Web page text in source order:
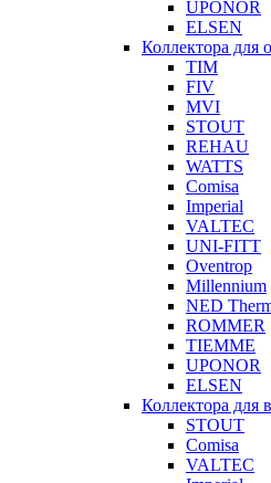
UPONOR
ELSEN
Коллектора для
TIM
FIV
MVI
STOUT
REHAU
WATTS
Comisa
Imperial
VALTEC
UNI-FITT
Oventrop
Millennium
NED
ROMMER
TIEMME
UPONOR
ELSEN
Коллектора для
STOUT
Comisa
VALTEC